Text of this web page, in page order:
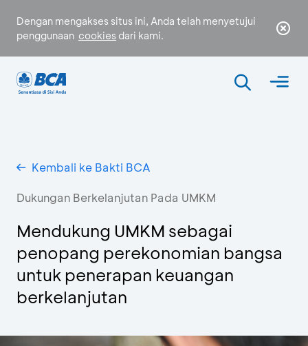
Dengan mengakses situs ini, Anda telah menyetujui
penggunaan cookies dari kami.
Kembali ke Bakti BCA
Dukungan Berkelanjutan Pada UMKM
Mendukung UMKM sebagai
penopang perekonomian bangsa
untuk penerapan keuangan
berkelanjutan